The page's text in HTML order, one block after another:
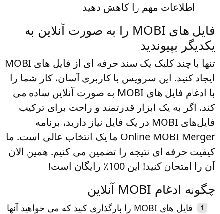
اطلاعات مهم را کاهش دهید
فایل های MOBI را به صورت آنلاین به
یکدیگر بپیوندید
تنها با چند کلیک یک سند حرفه ای از فایل های MOBI
ایجاد کنید. این سرویس با کاربری آسان، کار شما را
با ادغام فایل های MOBI به صورت آنلاین ساده می
کند. اگر به یک ابزار قدرتمند و راحت برای ترکیب
فایل‌های MOBI در یک فایل نیاز دارید، برنامه
Online MOBI Merger ما یک انتخاب عالی است. ما
کیفیت حرفه ای نتیجه را تضمین می کنیم. همین الان
آن را امتحان کنید! این 100٪ رایگان است!
چگونه ادغام MOBI آنلاین
فایل های MOBI را بارگذاری کنید که می خواهید آنها